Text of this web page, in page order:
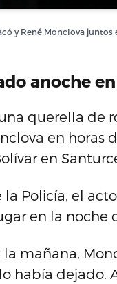
y René Monclova
anoche
querella de
en
en
Policía, el
en la noche
la mañana,
había dejado.